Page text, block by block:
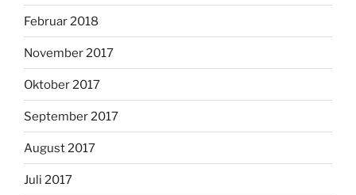
Februar 2018
November 2017
Oktober 2017
September 2017
August 2017
Juli 2017